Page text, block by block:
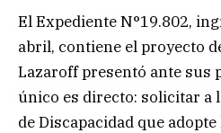
El Expediente N°19.802,
abril, contiene el proyecto
Lazaroff presentó ante sus
único es directo: solicitar a
de Discapacidad que